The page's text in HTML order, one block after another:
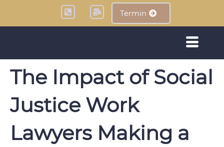
Termin
The Impact of Social
Justice Work
Lawyers Making a